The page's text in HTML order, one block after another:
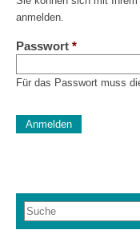
anmelden.
Passwort *
Für das Passwort muss
Diese
Suche